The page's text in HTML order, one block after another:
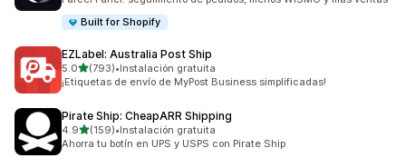
Built for Shopify
EZLabel: Australia Post Ship
5.0de 5 estrellas
(793)
793 reseñas en total
•Instalación gratuita
¡Etiquetas de envío de MyPost Business simplificadas!
Pirate Ship: CheapARR Shipping
4.9de 5 estrellas
(159)
159 reseñas en total
•Instalación gratuita
Ahorra tu botín en UPS y USPS con Pirate Ship